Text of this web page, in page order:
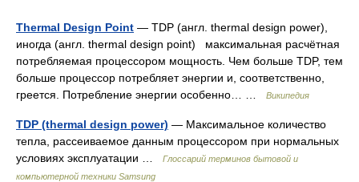
Thermal Design Point — TDP (англ. thermal design power),
иногда (англ. thermal design point) максимальная расчётная
потребляемая процессором мощность. Чем больше TDP, тем
больше процессор потребляет энергии и, соответственно,
греется. Потребление энергии особенно… …
Википедия
TDP (thermal design power) — Максимальное количество
тепла, рассеиваемое данным процессором при нормальных
условиях эксплуатации …
Глоссарий терминов бытовой и
компьютерной техники Samsung